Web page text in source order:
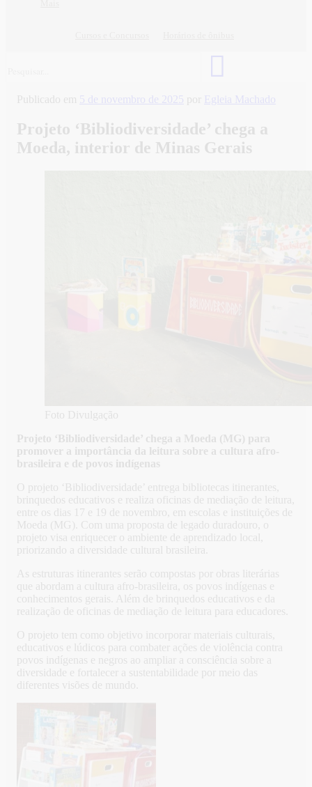
Publicado em 5 de novembro de 2025 por Egleia Machado
Projeto ‘Bibliodiversidade’ chega a
Moeda, interior de Minas Gerais
Foto Divulgação
Projeto ‘Bibliodiversidade’ chega a Moeda (MG) para
promover a importância da leitura sobre a cultura afro-
brasileira e de povos indígenas
O projeto ‘Bibliodiversidade’ entrega bibliotecas itinerantes,
brinquedos educativos e realiza oficinas de mediação de leitura,
entre os dias 17 e 19 de novembro, em escolas e instituições de
Moeda (MG). Com uma proposta de legado duradouro, o
projeto visa enriquecer o ambiente de aprendizado local,
priorizando a diversidade cultural brasileira.
As estruturas itinerantes serão compostas por obras literárias
que abordam a cultura afro-brasileira, os povos indígenas e
conhecimentos gerais. Além de brinquedos educativos e da
realização de oficinas de mediação de leitura para educadores.
O projeto tem como objetivo incorporar materiais culturais,
educativos e lúdicos para combater ações de violência contra
povos indígenas e negros ao ampliar a consciência sobre a
diversidade e fortalecer a sustentabilidade por meio das
diferentes visões de mundo.